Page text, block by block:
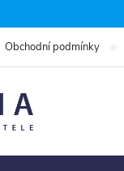
Obchodní podmínky